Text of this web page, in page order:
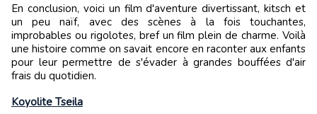
En conclusion, voici un film d'aventure divertissant, kitsch et
un peu naïf, avec des scènes à la fois touchantes,
improbables ou rigolotes, bref un film plein de charme. Voilà
une histoire comme on savait encore en raconter aux enfants
pour leur permettre de s'évader à grandes bouffées d'air
frais du quotidien.
Koyolite Tseila